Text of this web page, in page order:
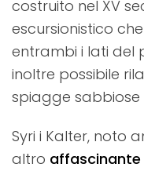
costruito nel XV
escursionistico
entrambi i lati del
inoltre possibile
spiagge
Syri i Kalter, noto
altro